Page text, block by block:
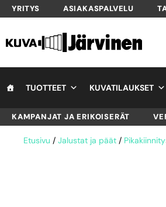
YRITYS ASIAKASPALVELU
TUOTTEET KUVATILAUKSET
KAMPANJAT JA ERIKOISERÄT
Etusivu / Jalustat ja päät /